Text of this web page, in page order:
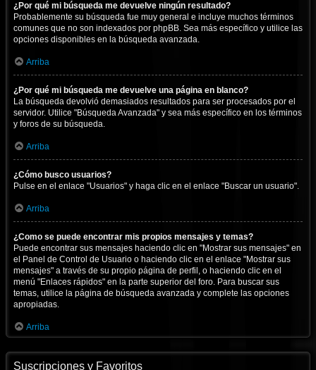
¿Por qué mi búsqueda me devuelve ningún resultado?
Probablemente su búsqueda fue muy general e incluye muchos términos
comunes que no son indexados por phpBB. Sea más específico y utilice las
opciones disponibles en la búsqueda avanzada.
Arriba
¿Por qué mi búsqueda me devuelve una página en blanco?
La búsqueda devolvió demasiados resultados para ser procesados por el
servidor. Utilice "Búsqueda Avanzada" y sea más específico en los términos
y foros de su búsqueda.
Arriba
¿Cómo busco usuarios?
Pulse en el enlace "Usuarios" y haga clic en el enlace "Buscar un usuario".
Arriba
¿Como se puede encontrar mis propios mensajes y temas?
Puede encontrar sus mensajes haciendo clic en "Mostrar sus mensajes" en
el Panel de Control de Usuario o haciendo clic en el enlace "Mostrar sus
mensajes" a través de su propio página de perfil, o haciendo clic en el
menú "Enlaces rápidos" en la parte superior del foro. Para buscar sus
temas, utilice la página de búsqueda avanzada y complete las opciones
apropiadas.
Arriba
Suscripciones y Favoritos